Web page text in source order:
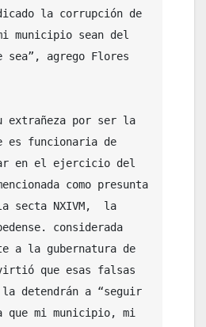
la corrupción de
municipio sean del
sea”, agrego Flores
extrañeza por ser la
es funcionaria de
en el ejercicio del
como presunta
secta NXIVM,  la
considerada
a la gubernatura de
que esas falsas
la detendrán a “seguir
que mi municipio, mi